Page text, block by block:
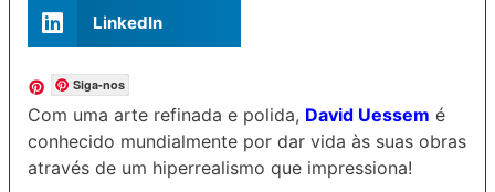
LinkedIn
Siga-nos
Com uma arte refinada e polida, David Uessem é
conhecido mundialmente por dar vida às suas obras
através de um hiperrealismo que impressiona!